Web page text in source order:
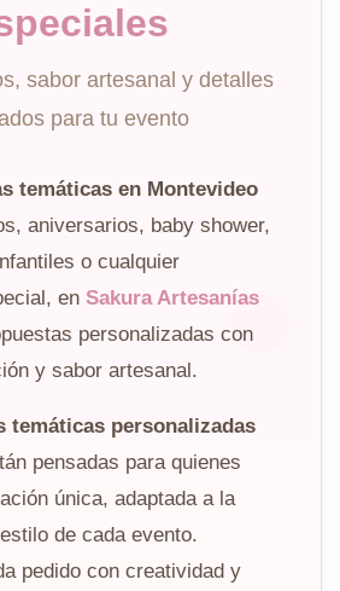
sabor artesanal y detalles
para tu evento
temáticas en Montevideo
aniversarios, baby shower,
o cualquier
en Sakura Artesanías
personalizadas con
y sabor artesanal.
temáticas personalizadas
pensadas para quienes
única, adaptada a la
de cada evento.
pedido con creatividad y